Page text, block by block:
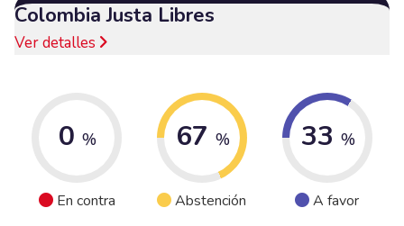
Colombia Justa Libres
Ver detalles
0 %
En contra
67 %
Abstención
33 %
A favor